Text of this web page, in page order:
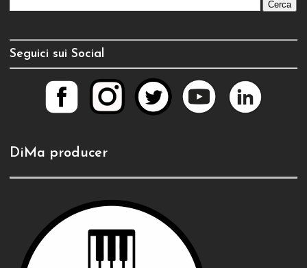
Seguici sui Social
DiMa producer